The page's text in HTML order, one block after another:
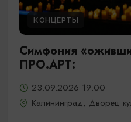
КОНЦЕРТЫ
Симфония
ПРО.АРТ:
23.09.2026 19:00
Калининград, Дворец